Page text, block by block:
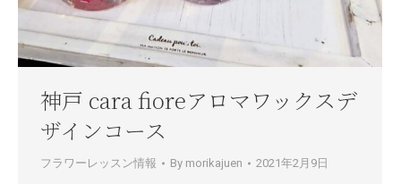
神戸 cara fioreアロマワックスデ
ザインコース
フラワーレッスン情報 By morikajuen 2021年2月9日